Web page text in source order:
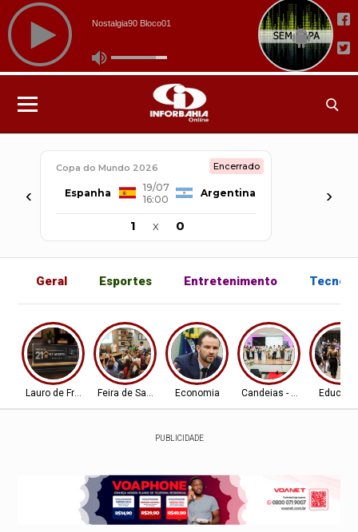
‹
Copa do Mundo 2026 Encerrado
Espanha
19/07
16:00
Argentina
1 x 0
›
Geral Esportes Entretenimento
Lauro de Freitas Feira de Santana-BAEconomia Candeias - BA
PUBLICIDADE